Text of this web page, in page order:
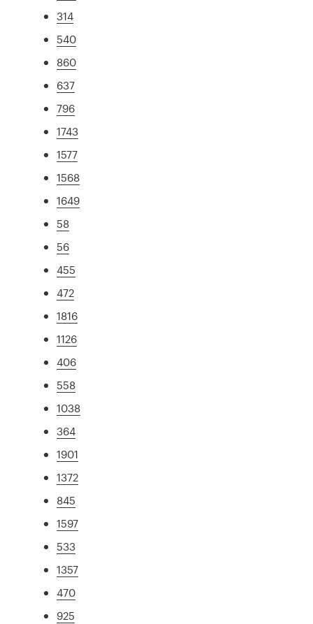
314
540
860
637
796
1743
1577
1568
1649
58
56
455
472
1816
1126
406
558
1038
364
1901
1372
845
1597
533
1357
470
925